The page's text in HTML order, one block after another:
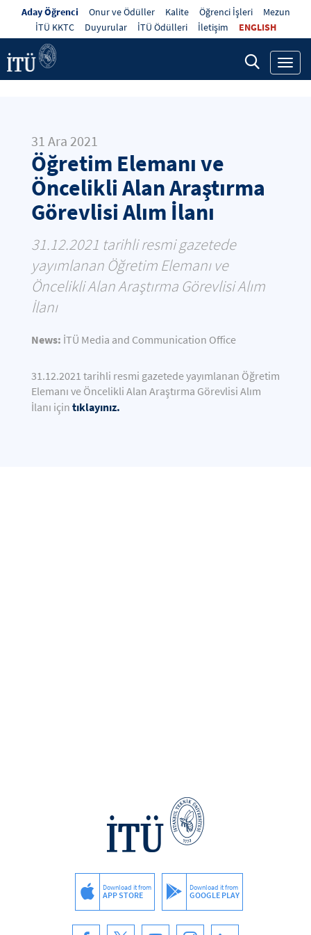
Aday Öğrenci Onur ve Ödüller Kalite Öğrenci İşleri
Mezun
İTÜ KKTC
Duyurular İTÜ Ödülleri İletişim ENGLISH
31 Ara 2021
Öğretim Elemanı ve
Öncelikli Alan Araştırma
Görevlisi Alım İlanı
31.12.2021 tarihli resmi gazetede
yayımlanan Öğretim Elemanı ve
Öncelikli Alan Araştırma Görevlisi Alım
İlanı
News: İTÜ Media and Communication Office
31.12.2021 tarihli resmi gazetede yayımlanan Öğretim
Elemanı ve Öncelikli Alan Araştırma Görevlisi Alım
İlanı için tıklayınız.
Download it from
APP STORE
Download it from
GOOGLE PLAY